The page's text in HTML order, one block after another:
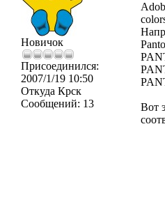
Новичок
Присоединился:
2007/1/19 10:50
Откуда Крск
Сообщений: 13
Вот